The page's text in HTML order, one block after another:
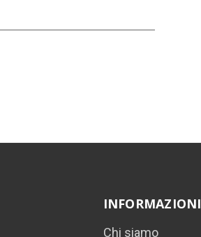
INFORMAZIONI
Chi siamo